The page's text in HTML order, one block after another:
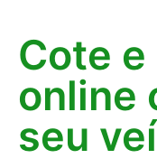
Cote
online
seu